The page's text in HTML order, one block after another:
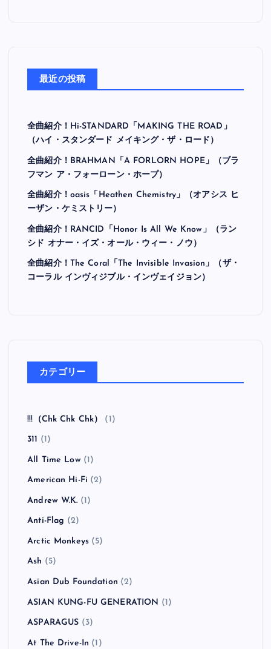
最近の投稿
全曲紹介！Hi-STANDARD「MAKING THE ROAD」
（ハイ・スタンダード メイキング・ザ・ロード）
全曲紹介！BRAHMAN「A FORLORN HOPE」（ブラ
フマン ア・フォーローン・ホープ）
全曲紹介！oasis「Heathen Chemistry」（オアシス ヒ
ーザン・ケミストリー）
全曲紹介！RANCID「Honor Is All We Know」（ラン
シド オナー・イズ・オール・ウィー・ノウ）
全曲紹介！The Coral「The Invisible Invasion」（ザ・
コーラル インヴィジブル・インヴェイジョン）
カテゴリー
!!!（Chk Chk Chk） (1)
311 (1)
All Time Low(1)
American Hi-Fi (2)
Andrew W.K. (1)
Anti-Flag (2)
Arctic Monkeys (5)
Ash (5)
Asian Dub Foundation (2)
ASIAN KUNG-FU GENERATION (1)
ASPARAGUS (3)
At The Drive-In (1)